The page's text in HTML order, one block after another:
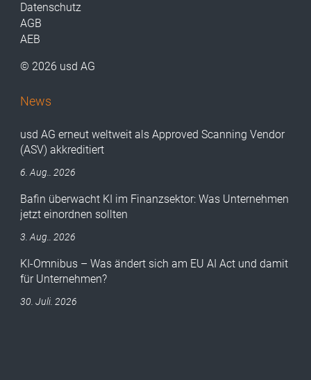
Datenschutz
AGB
AEB
© 2026 usd AG
News
usd AG erneut weltweit als Approved Scanning Vendor
(ASV) akkreditiert
6. Aug.. 2026
Bafin überwacht KI im Finanzsektor: Was Unternehmen
jetzt einordnen sollten
3. Aug.. 2026
KI-Omnibus – Was ändert sich am EU AI Act und damit
für Unternehmen?
30. Juli. 2026